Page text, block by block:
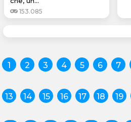
153.085
1 2 3 4 5 6 7
13 14 15 16 17 18 19